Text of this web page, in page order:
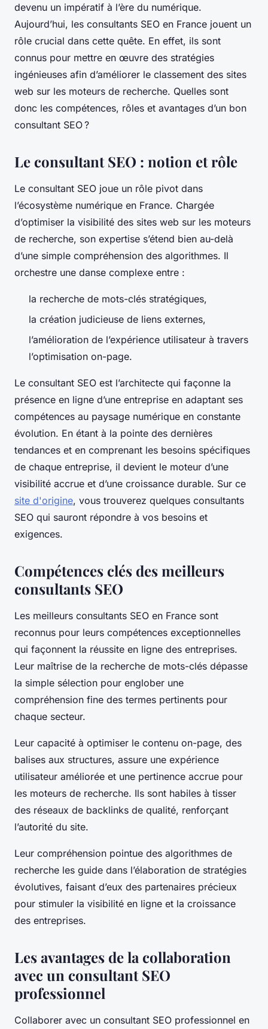
devenu un impératif à l’ère du numérique.
Aujourd’hui, les consultants SEO en France jouent un
rôle crucial dans cette quête. En effet, ils sont
connus pour mettre en œuvre des stratégies
ingénieuses afin d’améliorer le classement des sites
web sur les moteurs de recherche. Quelles sont
donc les compétences, rôles et avantages d’un bon
consultant SEO ?
Le consultant SEO : notion et rôle
Le consultant SEO joue un rôle pivot dans
l’écosystème numérique en France. Chargée
d’optimiser la visibilité des sites web sur les moteurs
de recherche, son expertise s’étend bien au-delà
d’une simple compréhension des algorithmes. Il
orchestre une danse complexe entre :
la recherche de mots-clés stratégiques,
la création judicieuse de liens externes,
l’amélioration de l’expérience utilisateur à travers
l’optimisation on-page.
Le consultant SEO est l’architecte qui façonne la
présence en ligne d’une entreprise en adaptant ses
compétences au paysage numérique en constante
évolution. En étant à la pointe des dernières
tendances et en comprenant les besoins spécifiques
de chaque entreprise, il devient le moteur d’une
visibilité accrue et d’une croissance durable. Sur ce
site d'origine, vous trouverez quelques consultants
SEO qui sauront répondre à vos besoins et
exigences.
Compétences clés des meilleurs
consultants SEO
Les meilleurs consultants SEO en France sont
reconnus pour leurs compétences exceptionnelles
qui façonnent la réussite en ligne des entreprises.
Leur maîtrise de la recherche de mots-clés dépasse
la simple sélection pour englober une
compréhension fine des termes pertinents pour
chaque secteur.
Leur capacité à optimiser le contenu on-page, des
balises aux structures, assure une expérience
utilisateur améliorée et une pertinence accrue pour
les moteurs de recherche. Ils sont habiles à tisser
des réseaux de backlinks de qualité, renforçant
l’autorité du site.
Leur compréhension pointue des algorithmes de
recherche les guide dans l’élaboration de stratégies
évolutives, faisant d’eux des partenaires précieux
pour stimuler la visibilité en ligne et la croissance
des entreprises.
Les avantages de la collaboration
avec un consultant SEO
professionnel
Collaborer avec un consultant SEO professionnel en